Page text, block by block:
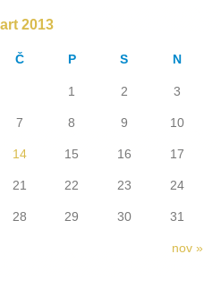
2013
Č P S N
nov »
1 2 3
7 8 9 10
14 15 16 17
21 22 23 24
28 29 30 31